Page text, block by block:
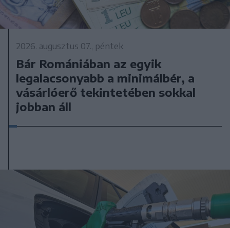
2026. augusztus 07., péntek
Bár Romániában az egyik
legalacsonyabb a minimálbér, a
vásárlóerő tekintetében sokkal
jobban áll